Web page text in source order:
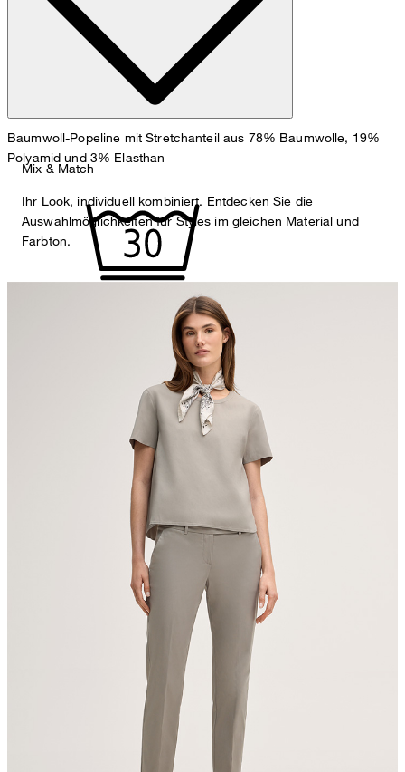
Maßtabelle
Baumwoll-Popeline mit Stretchanteil aus 78% Baumwolle, 19%
Polyamid und 3% Elasthan
Maschinenwäsche bei 30°C schonend
Mix & Match
Ihr Look, individuell kombiniert. Entdecken Sie die
Auswahlmöglichkeiten für Styles im gleichen Material und
Farbton.